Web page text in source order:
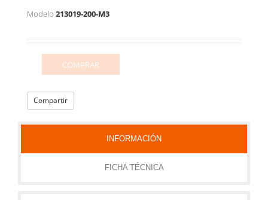
Modelo 213019-200-M3
COMPRAR
Compartir
INFORMACIÓN
FICHA TÉCNICA